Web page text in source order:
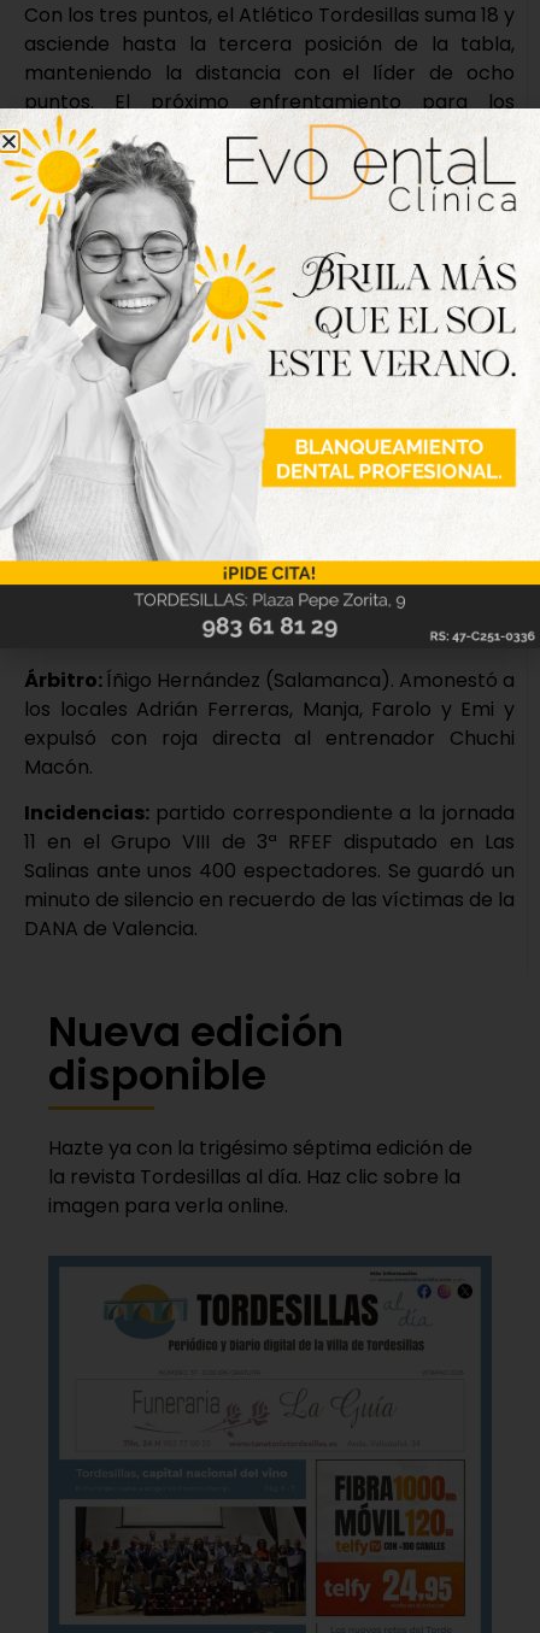
Con los tres puntos, el Atlético Tordesillas suma 18 y
asciende hasta la tercera posición de la tabla,
manteniendo la distancia con el líder de ocho
puntos. El próximo enfrentamiento para los
rojiblancos será el próximo sábado ante el Júpiter
Leonés en Puente Castro a partir de las 16:00 horas.
Atlético Tordesillas: Farolo, Joni (Abel Conejo,
min.46), Manja (Carlos Bonilla, min.46), José Colás,
Abraham, Fer, Adrián Ferreras (Popi, min.46), Emi,
Dani Díez (Samu Aparicio, min.46), Torres (Miguel
Hernández, min.77) y Chatún.
Palencia Cristo Atlético:
Sergio, Aparicio, Pablo F.,
Munguía, Sellés, Navarro (Ivi, min.85), Cisneros
(Dieguito, min.60), Javi, H. de Bustos (Anderson,
min.60), Dani R.C. (Astudillo, min.83), Fran Adeva
(Rubo Blanco, min.60).
0-1: Javi, min.41; 0-2: Dani R.C., min.43; 1-2:
Torres, min.45; 2-2: Chatún, min.53; 3-2: Abel
Árbitro:Íñigo Hernández (Salamanca). Amonestó a
los locales Adrián Ferreras, Manja, Farolo y Emi y
expulsó con roja directa al entrenador Chuchi
Macón.
Incidencias: partido correspondiente a la jornada
11 en el Grupo VIII de 3ª RFEF disputado en Las
Salinas ante unos 400 espectadores. Se guardó un
minuto de silencio en recuerdo de las víctimas de la
DANA de Valencia.
Nueva edición
disponible
Hazte ya con la trigésimo séptima edición de
la revista Tordesillas al día. Haz clic sobre la
imagen para verla online.